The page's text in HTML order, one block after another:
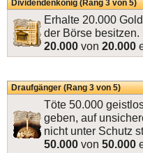
Dividendenkönig (Rang 3 von 5)
Erhalte 20.000
der Börse
20.000 von 20.000
Draufgänger (Rang 3 von 5)
Töte 50.000
geben, auf
nicht unter Schutz
50.000 von 50.000